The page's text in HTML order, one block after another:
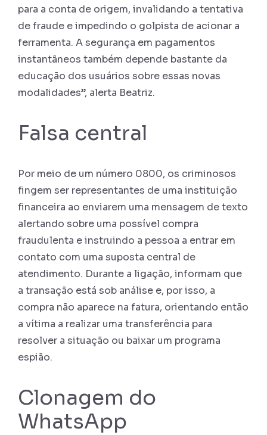
para a conta de origem, invalidando a tentativa
de fraude e impedindo o golpista de acionar a
ferramenta. A segurança em pagamentos
instantâneos também depende bastante da
educação dos usuários sobre essas novas
modalidades”, alerta Beatriz.
Falsa central
Por meio de um número 0800, os criminosos
fingem ser representantes de uma instituição
financeira ao enviarem uma mensagem de texto
alertando sobre uma possível compra
fraudulenta e instruindo a pessoa a entrar em
contato com uma suposta central de
atendimento. Durante a ligação, informam que
a transação está sob análise e, por isso, a
compra não aparece na fatura, orientando então
a vítima a realizar uma transferência para
resolver a situação ou baixar um programa
espião.
Clonagem do
WhatsApp